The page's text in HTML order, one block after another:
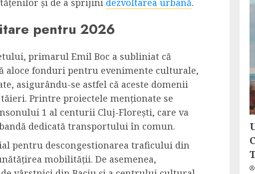
și de a sprijini dezvoltarea urbană.
pentru 2026
primarul Emil Boc a subliniat că
aloce fonduri pentru evenimente culturale,
asigurându-se astfel că aceste domenii
Printre proiectele menționate se
1 al centurii Cluj-Florești, care va
dedicată transportului în comun.
pentru descongestionarea traficului din
mobilității. De asemenea,